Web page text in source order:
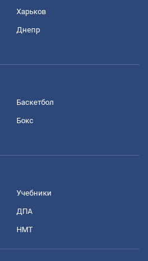
Харьков
Днепр
Баскетбол
Бокс
Учебники
ДПА
НМТ